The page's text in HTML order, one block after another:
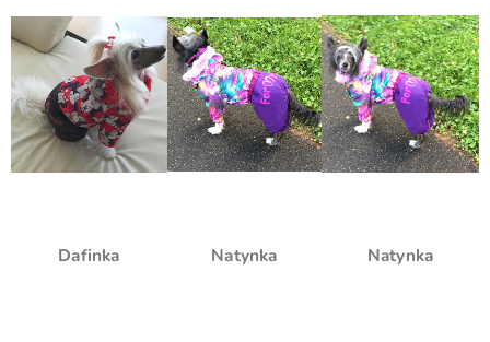
Dafinka Natynka Natynka